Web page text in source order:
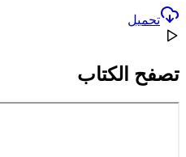
تحميل
تصفح الكتاب